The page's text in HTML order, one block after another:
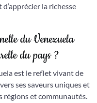
la richesse
du Venezuela
du pays ?
est le reflet vivant de
ses saveurs uniques et
régions et communautés.